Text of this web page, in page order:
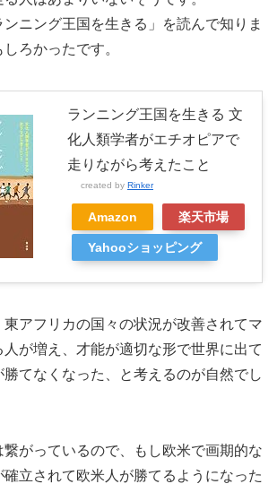
ニング王国を生きる」を読んで知りま
ろかったです。
ランニング王国を生きる 文
化人類学者がエチオピアで
走りながら考えたこと
created by Rinker
Amazon 楽天市場
Yahooショッピング
アフリカの国々の状況が改善されてマ
が増え、才能が適切な形で世界に出て
勝てなくなった、と考えるのが自然でし
がっているので、もし欧米で画期的な
確立されて欧米人が勝てるようになった